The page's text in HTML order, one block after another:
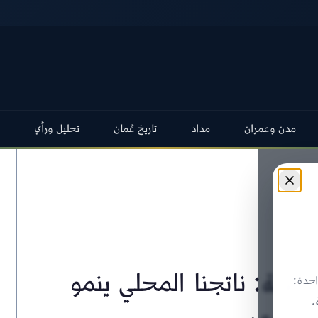
مدن وعمران مداد تاريخ عُمان تحليل ورأي
ناتجنا المحلي ينمو